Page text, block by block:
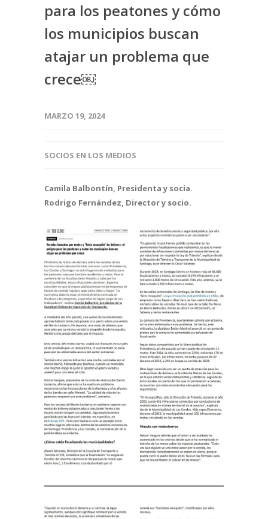
para los peatones y cómo
los municipios buscan
atajar un problema que
crece￼
MARZO 19, 2024
SOCIOS EN LOS MEDIOS
Camila Balbontín, Presidenta y socia.
Rodrigo Fernández, Director y socio.